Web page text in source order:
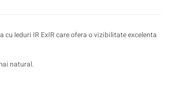
cu leduri IR ExIR care ofera o vizibilitate excelenta
natural.